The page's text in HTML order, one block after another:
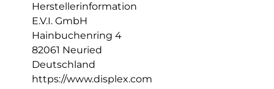
Herstellerinformation
E.V.I. GmbH
Hainbuchenring 4
82061 Neuried
Deutschland
https://www.displex.com